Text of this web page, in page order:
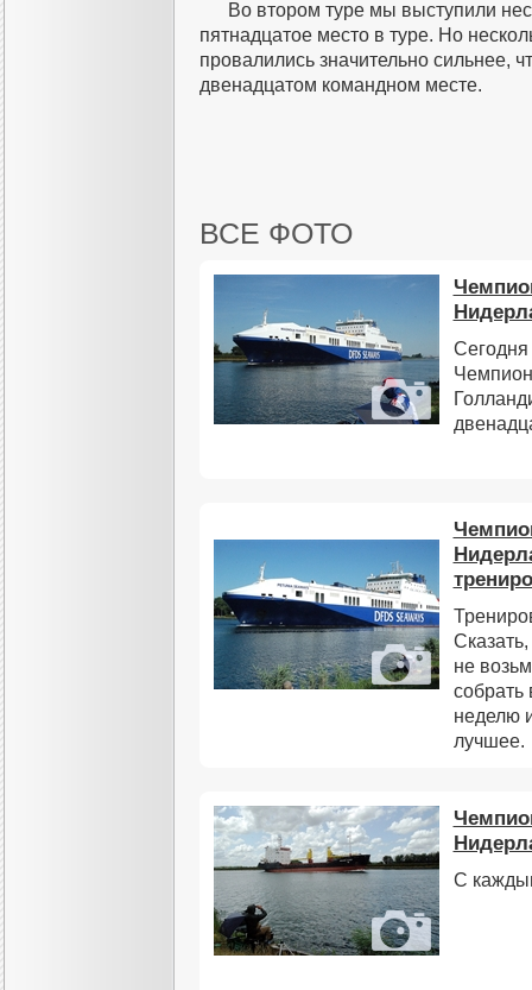
Во втором туре мы выступили
пятнадцатое место в туре. Но
провалились значительно сильнее,
двенадцатом командном месте.
ВСЕ ФОТО
не
собрать
неделю
лучшее.
С